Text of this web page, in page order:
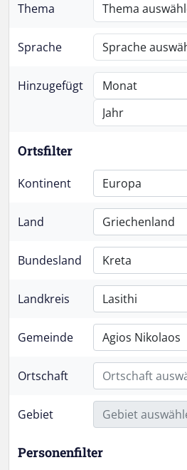
Thema
Sprache
Hinzugefügt
Ortsfilter
Kontinent Europa
Land Griechenland
Bundesland Kreta
Landkreis Lasithi
Gemeinde Agios Nikolaos
Ortschaft Ortschaft
Gebiet Gebiet
Personenfilter